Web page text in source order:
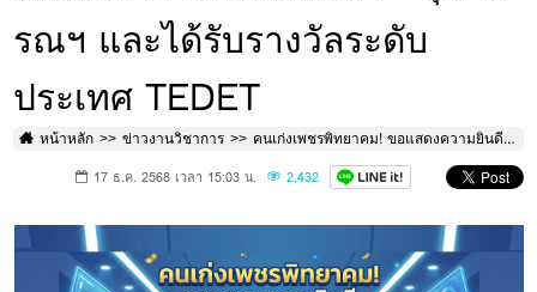
รณฯ และได้รับรางวัลระดับ
ประเทศ TEDET
หน้าหลัก ข่าวงานวิชาการ คนเก่งเพชรพิทยาคม! ขอแสดงความยินดีกับนักเรียนที่ผ่านการคัดเลือกโรงเรียนมหิดลฯ - จุฬาภรณฯ และได้รับรางวัลระดับประเทศ TEDET
17 ธ.ค. 2568 เวลา 15:03 น. 2,432